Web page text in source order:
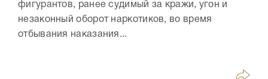
фигурантов, ранее судимый за кражи, угон и
незаконный оборот наркотиков, во время
отбывания наказания...